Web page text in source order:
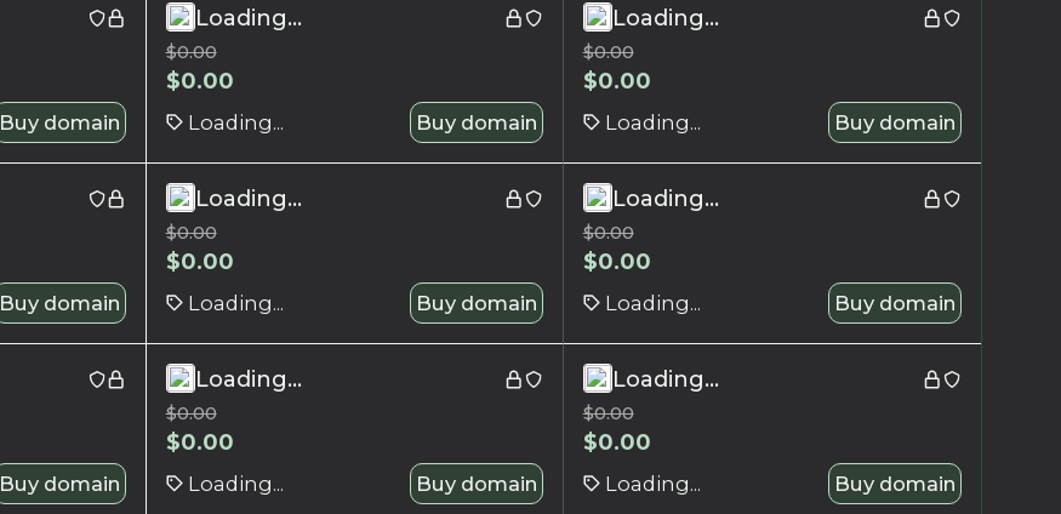
Buy domain
Loading...
$0.00
$0.00
Loading... Buy domain
Loading...
$0.00
$0.00
Loading... Buy domain
Buy domain
Loading...
$0.00
$0.00
Loading... Buy domain
Loading...
$0.00
$0.00
Loading... Buy domain
Buy domain
Loading...
$0.00
$0.00
Loading... Buy domain
Loading...
$0.00
$0.00
Loading... Buy domain